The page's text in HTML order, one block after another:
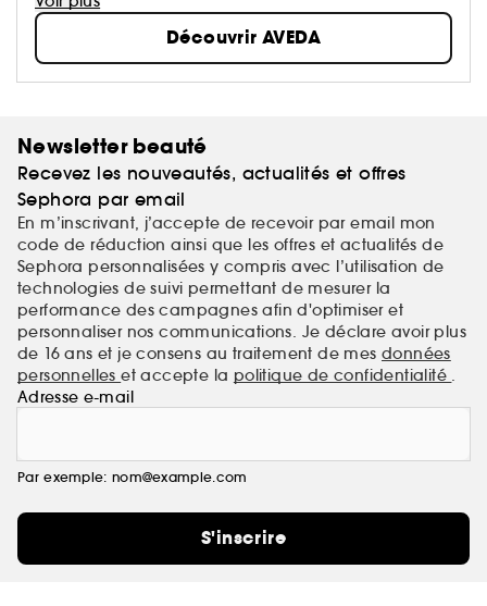
nous en avons reçu.
Découvrir AVEDA
Newsletter beauté
Recevez les nouveautés, actualités et offres
Sephora par email
En m’inscrivant, j’accepte de recevoir par email mon
code de réduction ainsi que les offres et actualités de
Sephora personnalisées y compris avec l’utilisation de
technologies de suivi permettant de mesurer la
performance des campagnes afin d'optimiser et
personnaliser nos communications. Je déclare avoir plus
de 16 ans et je consens au traitement de mes données
personnelleset accepte la politique de confidentialité .
Adresse e-mail
Par exemple: nom@example.com
S'inscrire